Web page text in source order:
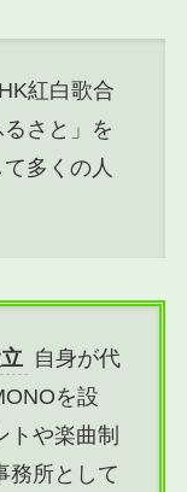
紅白歌合
さと」を
多くの人
自身が代
を設
トや楽曲制
務所として